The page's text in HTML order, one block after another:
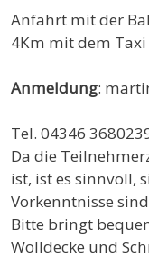
Anfahrt mit der
4Km mit dem Taxi
Anmeldung:
Tel. 04346
Da die
ist, ist es sinnvoll,
Vorkenntnisse
Bitte bringt
Wolldecke und